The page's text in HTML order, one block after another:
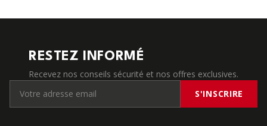
RESTEZ INFORMÉ
Recevez nos conseils sécurité et nos offres exclusives.
S'INSCRIRE